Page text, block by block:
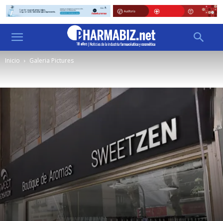
Inicio Galeria Pictures